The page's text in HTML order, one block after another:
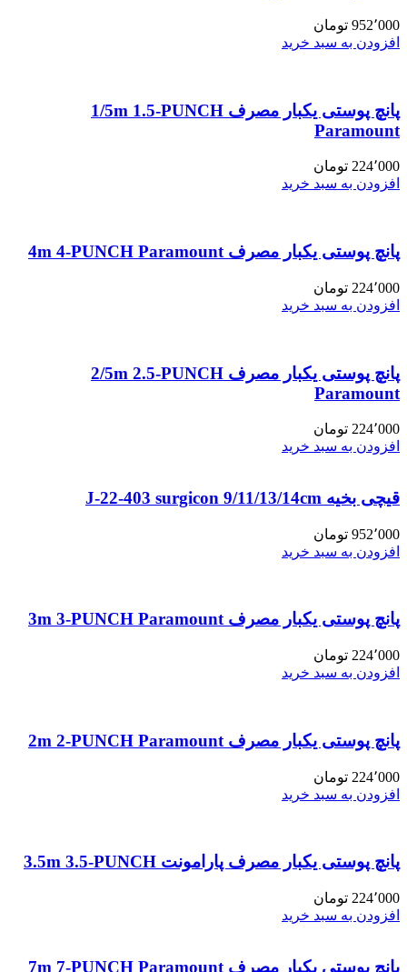
952٬000 تومان
افزودن به سبد خرید
پانچ پوستی یکبار مصرف 1/5m 1.5-PUNCH
Paramount
224٬000 تومان
افزودن به سبد خرید
پانچ پوستی یکبار مصرف 4m 4-PUNCH Paramount
224٬000 تومان
افزودن به سبد خرید
پانچ پوستی یکبار مصرف 2/5m 2.5-PUNCH
Paramount
224٬000 تومان
افزودن به سبد خرید
قیچی بخیه J-22-403 surgicon 9/11/13/14cm
952٬000 تومان
افزودن به سبد خرید
پانچ پوستی یکبار مصرف 3m 3-PUNCH Paramount
224٬000 تومان
افزودن به سبد خرید
پانچ پوستی یکبار مصرف 2m 2-PUNCH Paramount
224٬000 تومان
افزودن به سبد خرید
پانچ پوستی یکبار مصرف پارامونت 3.5m 3.5-PUNCH
224٬000 تومان
افزودن به سبد خرید
پانچ پوستی یکبار مصرف 7m 7-PUNCH Paramount